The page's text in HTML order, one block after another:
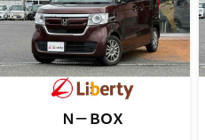
Ｎ－ＢＯＸ